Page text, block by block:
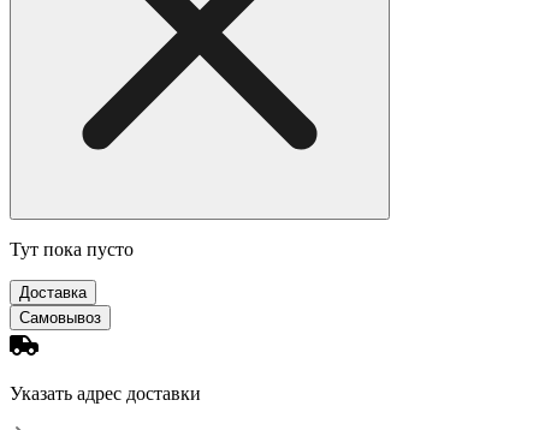
Тут пока пусто
Доставка
Самовывоз
Указать адрес доставки